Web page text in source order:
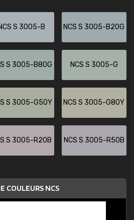
S 3005-B NCS S 3005-B20G
S 3005-B80G NCS S 3005-G
S 3005-G50Y NCS S 3005-G80Y
S 3005-R20B NCS S 3005-R50B
COULEURS NCS